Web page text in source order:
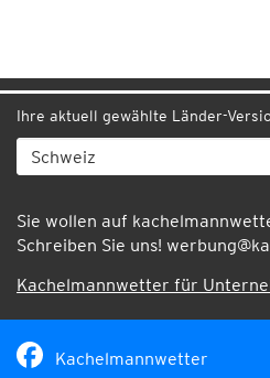
Ihre aktuell gewählte Länder-
Sie wollen auf
Schreiben Sie uns!
Kachelmannwetter für
Kachelmannwetter